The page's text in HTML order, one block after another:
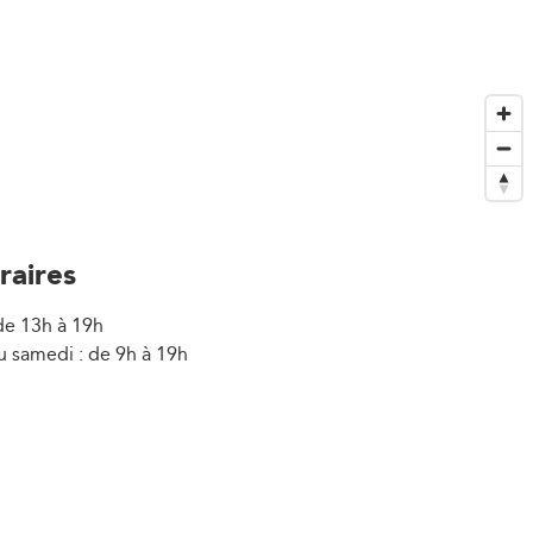
13h à 19h
samedi : de 9h à 19h